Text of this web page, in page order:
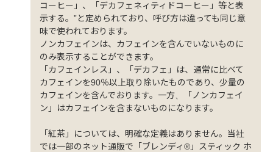
コーヒー」、「デカフェネィティドコーヒー」等と表
示する。”と定められており、呼び方は違っても同じ意
味で使われております。
ノンカフェインは、カフェインを含んでいないものに
のみ表示することができます。
「カフェインレス」、「デカフェ」は、通常に比べて
カフェインを90％以上取り除いたものであり、少量の
カフェインを含んでおります。一方、「ノンカフェイ
ン」はカフェインを含まないものになります。
「紅茶」については、明確な定義はありません。当社
では一部のネット通販で「ブレンディ®」スティック ホ